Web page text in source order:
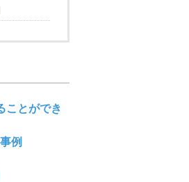
ことができ
例